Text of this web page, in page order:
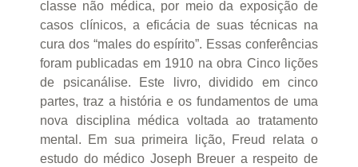
classe não médica, por meio da exposição de
casos clínicos, a eficácia de suas técnicas na
cura dos “males do espírito”. Essas conferências
foram publicadas em 1910 na obra Cinco lições
de psicanálise. Este livro, dividido em cinco
partes, traz a história e os fundamentos de uma
nova disciplina médica voltada ao tratamento
mental. Em sua primeira lição, Freud relata o
estudo do médico Joseph Breuer a respeito de